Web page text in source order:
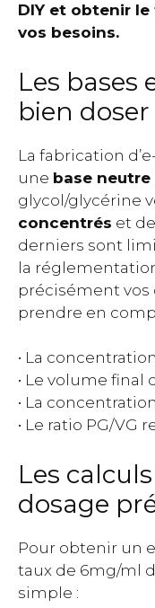
DIY et obtenir
vos besoins.
Les bases
bien
La fabrication
une base neutre
glycol/glycérine
concentrés et
derniers sont
la
précisément vos
prendre en
• La
• Le volume final
• La
• Le ratio PG/VG
Les
dosage
Pour obtenir un
taux de 6mg/ml
simple :